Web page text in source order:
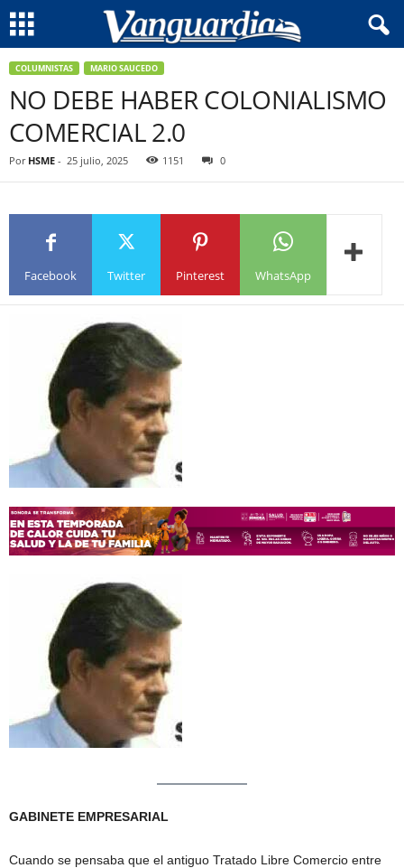
COLUMNISTAS MARIO SAUCEDO
NO DEBE HABER COLONIALISMO
COMERCIAL 2.0
Por HSME - 25 julio, 2025 1151 0
Facebook Twitter Pinterest WhatsApp
GABINETE EMPRESARIAL
Cuando se pensaba que el antiguo Tratado Libre Comercio entre